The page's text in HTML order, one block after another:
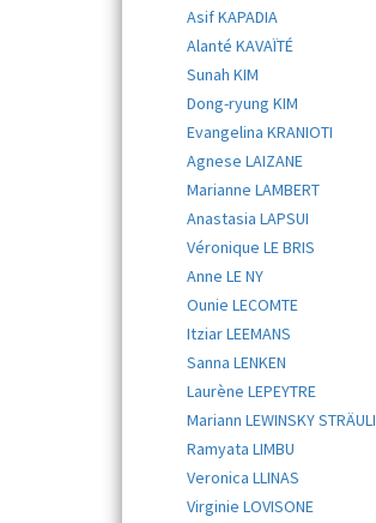
Asif KAPADIA
Alanté KAVAÏTÉ
Sunah KIM
Dong-ryung KIM
Evangelina KRANIOTI
Agnese LAIZANE
Marianne LAMBERT
Anastasia LAPSUI
Véronique LE BRIS
Anne LE NY
Ounie LECOMTE
Itziar LEEMANS
Sanna LENKEN
Laurène LEPEYTRE
Mariann LEWINSKY STRÄULI
Ramyata LIMBU
Veronica LLINAS
Virginie LOVISONE